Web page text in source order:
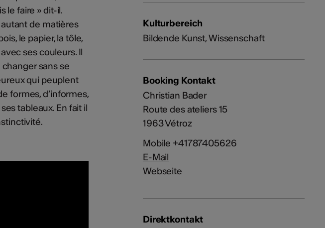
le faire » dit-il.
de matières
le papier, la tôle,
ses couleurs. Il
sans se
qui peuplent
formes, d’informes,
tableaux. En fait il
Kulturbereich
Bildende Kunst, Wissenschaft
Booking Kontakt
Christian Bader
Route des ateliers 15
1963 Vétroz
Mobile +41787405626
E-Mail
Webseite
Direktkontakt